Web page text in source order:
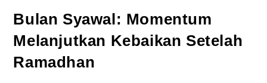
Bulan Syawal: Momentum
Melanjutkan Kebaikan Setelah
Ramadhan